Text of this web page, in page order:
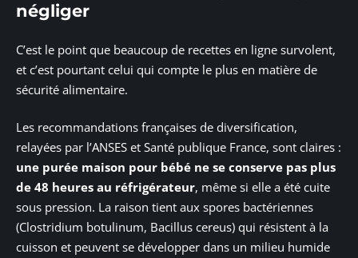
négliger
C’est le point que beaucoup de recettes en ligne survolent,
et c’est pourtant celui qui compte le plus en matière de
sécurité alimentaire.
Les recommandations françaises de diversification,
relayées par l’ANSES et Santé publique France, sont claires :
une purée maison pour bébé ne se conserve pas plus
de 48 heures au réfrigérateur, même si elle a été cuite
sous pression. La raison tient aux spores bactériennes
(Clostridium botulinum, Bacillus cereus) qui résistent à la
cuisson et peuvent se développer dans un milieu humide